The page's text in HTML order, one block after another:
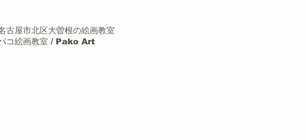
古屋市北区大曽根の絵画教室
コ絵画教室 / Pako Art